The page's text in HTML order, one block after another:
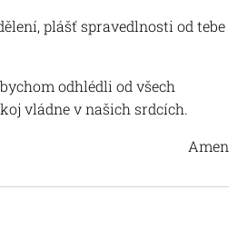
plášť spravedlnosti od tebe
odhlédli od všech
vládne v našich srdcích.
Amen